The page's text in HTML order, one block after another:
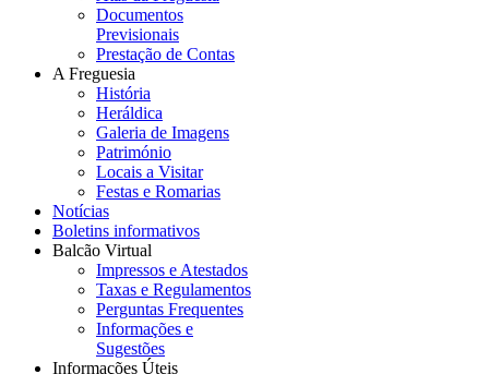
Documentos
Previsionais
Prestação de Contas
A Freguesia
História
Heráldica
Galeria de Imagens
Património
Locais a Visitar
Festas e Romarias
Notícias
Boletins informativos
Balcão Virtual
Impressos e Atestados
Taxas e Regulamentos
Perguntas Frequentes
Informações e
Sugestões
Informações Úteis